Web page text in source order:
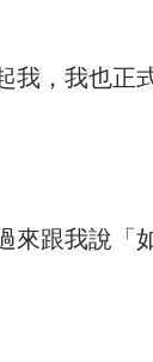
我，我也正
來跟我說「